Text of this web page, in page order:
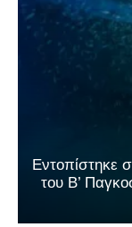
Εντοπίστηκε
του Β’